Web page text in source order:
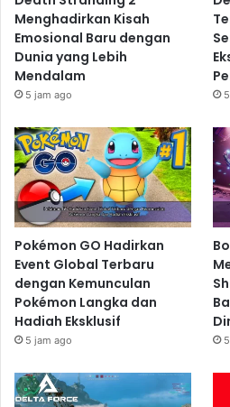
Menghadirkan Kisah
Emosional Baru dengan
Dunia yang Lebih
Mendalam
5 jam ago
Pokémon GO Hadirkan
Event Global Terbaru
dengan Kemunculan
Pokémon Langka dan
Hadiah Eksklusif
5 jam ago